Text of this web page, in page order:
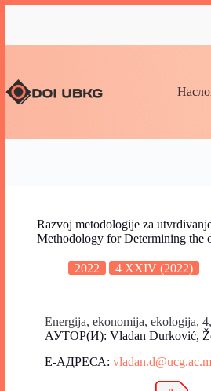
Razvoj metodologije za
Methodology for Determining the
2022 4 XXIV (2022)
Energija, ekonomija, ekologija,
АУТОР(И): Vladan Durković,
Е-АДРЕСА: